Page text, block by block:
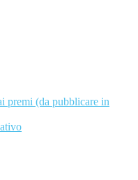
premi (da pubblicare in